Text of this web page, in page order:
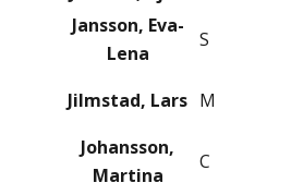
Jansson, Eva-
Lena
S
Jilmstad, Lars M
Johansson,
Martina
C